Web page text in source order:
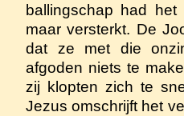
ballingschap had het
maar versterkt. De
dat ze met die
afgoden niets te
zij klopten zich te
Jezus omschrijft het